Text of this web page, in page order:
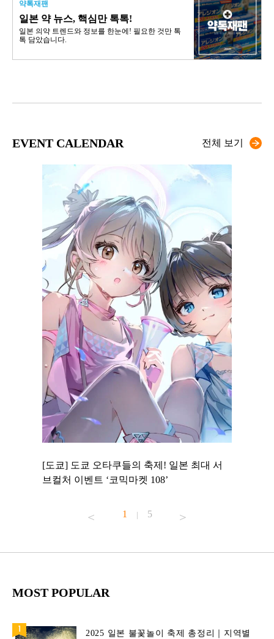
약톡재팬
일본 약 뉴스, 핵심만 톡톡!
일본 의약 트렌드와 정보를 한눈에! 필요한 것만 톡
톡 담았습니다.
EVENT CALENDAR 전체 보기
[도쿄] 도쿄 오타쿠들의 축제! 일본 최대 서
브컬처 이벤트 ‘코믹마켓 108’
1 | 5
MOST POPULAR
2025 일본 불꽃놀이 축제 총정리｜지역별